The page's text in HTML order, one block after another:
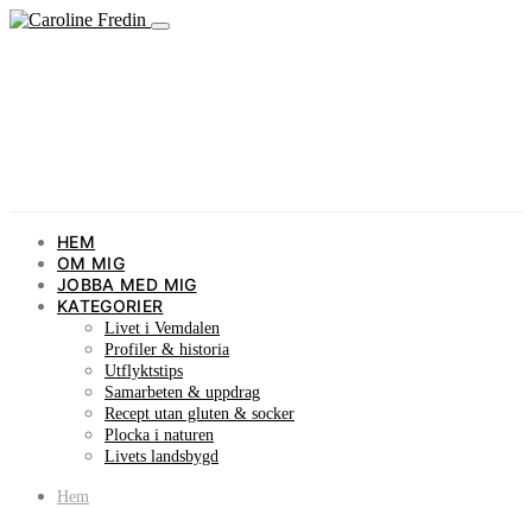
HEM
OM MIG
JOBBA MED MIG
KATEGORIER
Livet i Vemdalen
Profiler & historia
Utflyktstips
Samarbeten & uppdrag
Recept utan gluten & socker
Plocka i naturen
Livets landsbygd
Hem